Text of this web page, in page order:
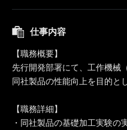
仕事内容
【職務概要】
先行開発部署にて、工作機械
同社製品の性能向上を目的と
【職務詳細】
・同社製品の基礎加工実験の